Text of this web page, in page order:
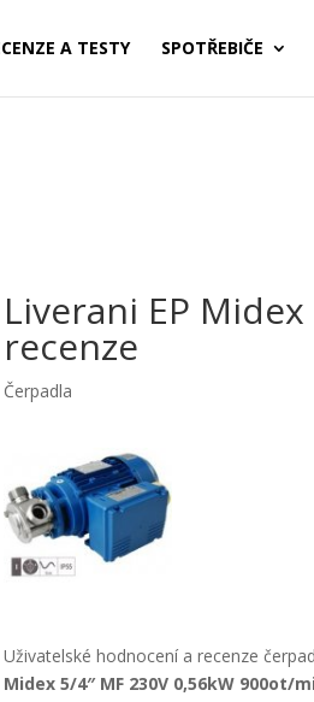
A TESTY SPOTŘEBIČE
Liverani EP
recenze
Čerpadla
Uživatelské hodnocení a recenze
Midex 5/4″ MF 230V 0,56kW 900ot/